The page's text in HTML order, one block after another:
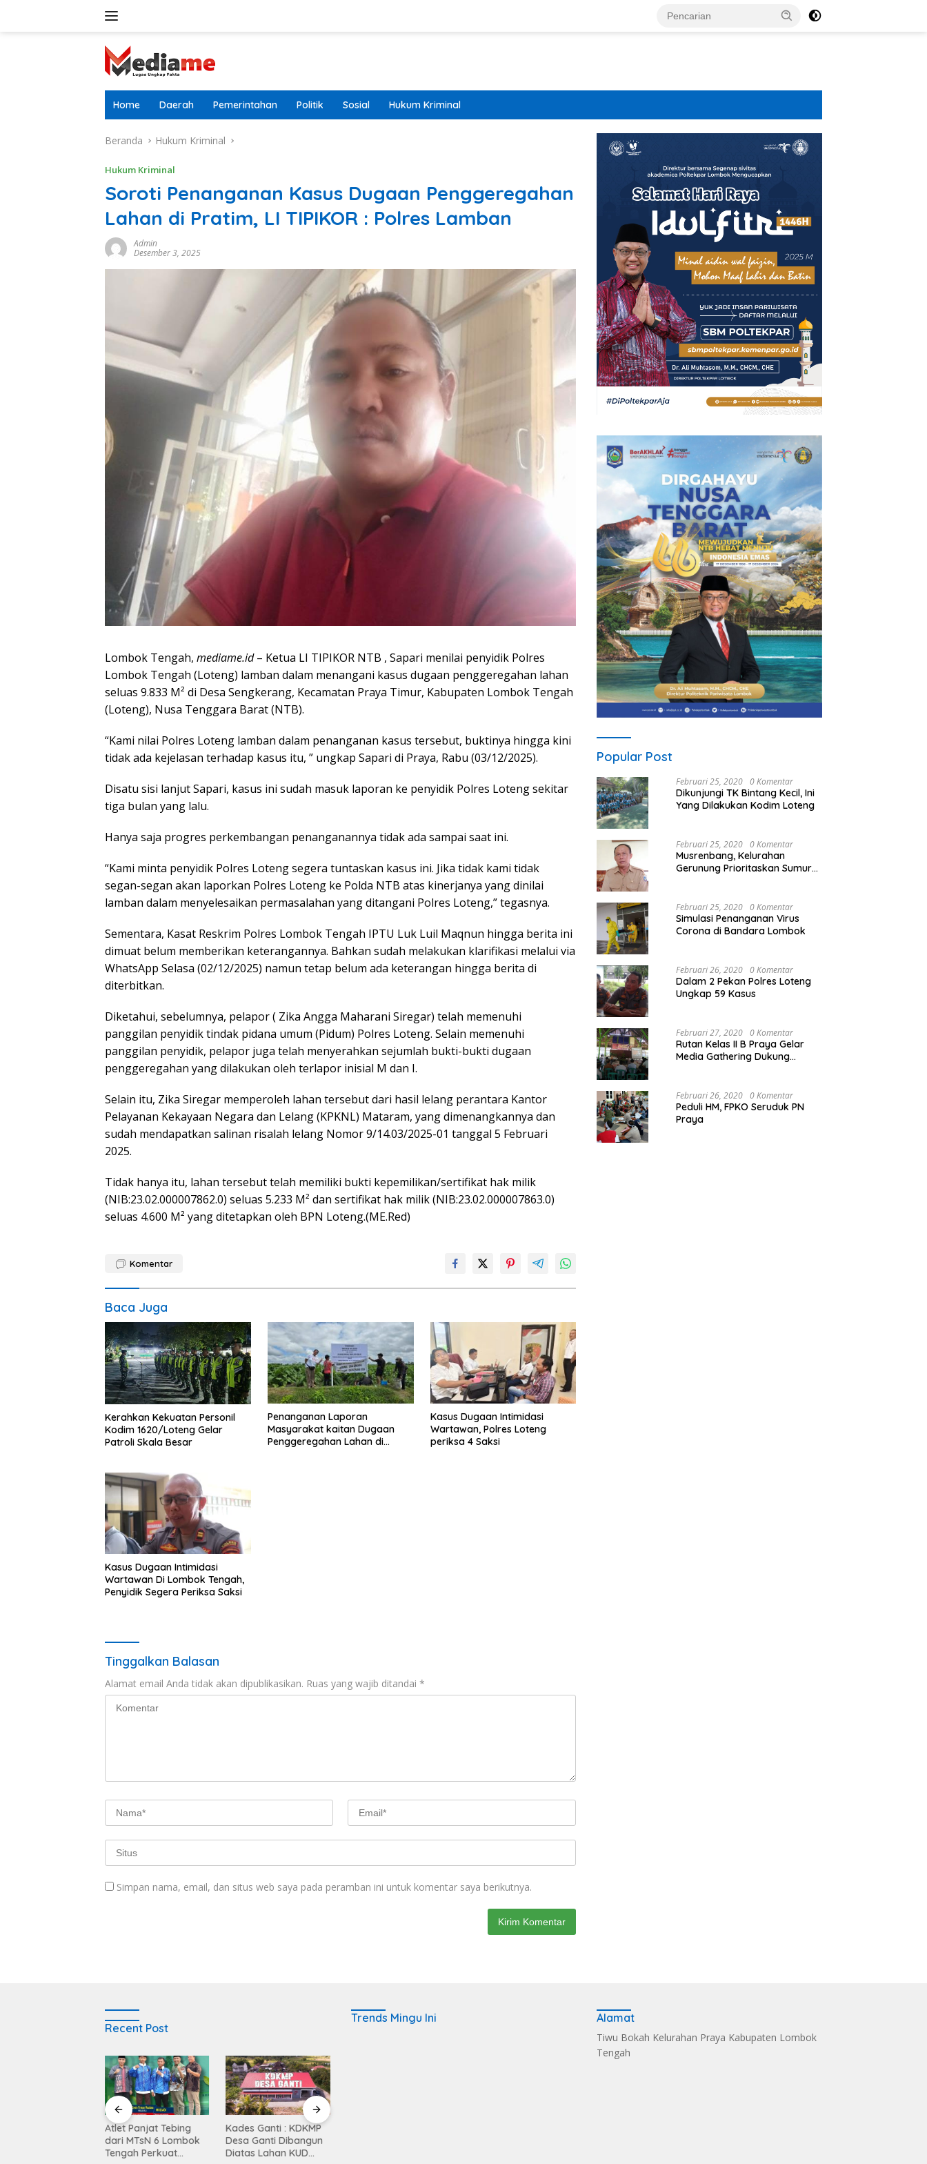
Home Daerah Pemerintahan Politik Sosial Hukum Kriminal
Beranda Hukum Kriminal
Hukum Kriminal
Soroti Penanganan Kasus Dugaan Penggeregahan
Lahan di Pratim, LI TIPIKOR : Polres Lamban
Admin
Desember 3, 2025
Lombok Tengah, mediame.id– Ketua LI TIPIKOR NTB , Sapari menilai penyidik Polres
Lombok Tengah (Loteng) lamban dalam menangani kasus dugaan penggeregahan lahan
seluas 9.833 M² di Desa Sengkerang, Kecamatan Praya Timur, Kabupaten Lombok Tengah
(Loteng), Nusa Tenggara Barat (NTB).
“Kami nilai Polres Loteng lamban dalam penanganan kasus tersebut, buktinya hingga kini
tidak ada kejelasan terhadap kasus itu, ” ungkap Sapari di Praya, Rabu (03/12/2025).
Disatu sisi lanjut Sapari, kasus ini sudah masuk laporan ke penyidik Polres Loteng sekitar
tiga bulan yang lalu.
Hanya saja progres perkembangan penanganannya tidak ada sampai saat ini.
“Kami minta penyidik Polres Loteng segera tuntaskan kasus ini. Jika tidak kami tidak
segan-segan akan laporkan Polres Loteng ke Polda NTB atas kinerjanya yang dinilai
lamban dalam menyelesaikan permasalahan yang ditangani Polres Loteng,” tegasnya.
Sementara, Kasat Reskrim Polres Lombok Tengah IPTU Luk Luil Maqnun hingga berita ini
dimuat belum memberikan keterangannya. Bahkan sudah melakukan klarifikasi melalui via
WhatsApp Selasa (02/12/2025) namun tetap belum ada keterangan hingga berita di
diterbitkan.
Diketahui, sebelumnya, pelapor ( Zika Angga Maharani Siregar) telah memenuhi
panggilan penyidik tindak pidana umum (Pidum) Polres Loteng. Selain memenuhi
panggilan penyidik, pelapor juga telah menyerahkan sejumlah bukti-bukti dugaan
penggeregahan yang dilakukan oleh terlapor inisial M dan I.
Selain itu, Zika Siregar memperoleh lahan tersebut dari hasil lelang perantara Kantor
Pelayanan Kekayaan Negara dan Lelang (KPKNL) Mataram, yang dimenangkannya dan
sudah mendapatkan salinan risalah lelang Nomor 9/14.03/2025-01 tanggal 5 Februari
2025.
Tidak hanya itu, lahan tersebut telah memiliki bukti kepemilikan/sertifikat hak milik
(NIB:23.02.000007862.0) seluas 5.233 M² dan sertifikat hak milik (NIB:23.02.000007863.0)
seluas 4.600 M² yang ditetapkan oleh BPN Loteng.(ME.Red)
Komentar
Baca Juga
Kerahkan Kekuatan Personil
Kodim 1620/Loteng Gelar
Patroli Skala Besar
Penanganan Laporan
Masyarakat kaitan Dugaan
Penggeregahan Lahan di
Kasus Dugaan Intimidasi
Wartawan, Polres Loteng
periksa 4 Saksi
Kasus Dugaan Intimidasi
Wartawan Di Lombok Tengah,
Penyidik Segera Periksa Saksi
Tinggalkan Balasan
Alamat email Anda tidak akan dipublikasikan. Ruas yang wajib ditandai *
Simpan nama, email, dan situs web saya pada peramban ini untuk komentar saya berikutnya.
Popular Post
Februari 25, 2020 0 Komentar
Dikunjungi TK Bintang Kecil, Ini
Yang Dilakukan Kodim Loteng
Februari 25, 2020 0 Komentar
Musrenbang, Kelurahan
Gerunung Prioritaskan Sumur
Februari 25, 2020 0 Komentar
Simulasi Penanganan Virus
Corona di Bandara Lombok
Februari 26, 2020 0 Komentar
Dalam 2 Pekan Polres Loteng
Ungkap 59 Kasus
Februari 27, 2020 0 Komentar
Rutan Kelas II B Praya Gelar
Media Gathering Dukung
Februari 26, 2020 0 Komentar
Peduli HM, FPKO Seruduk PN
Praya
Recent Post
Atlet Panjat Tebing
dari MTsN 6 Lombok
Tengah Perkuat
Kades Ganti : KDKMP
Desa Ganti Dibangun
Diatas Lahan KUD
Trends Mingu Ini Alamat
Tiwu Bokah Kelurahan Praya Kabupaten Lombok
Tengah